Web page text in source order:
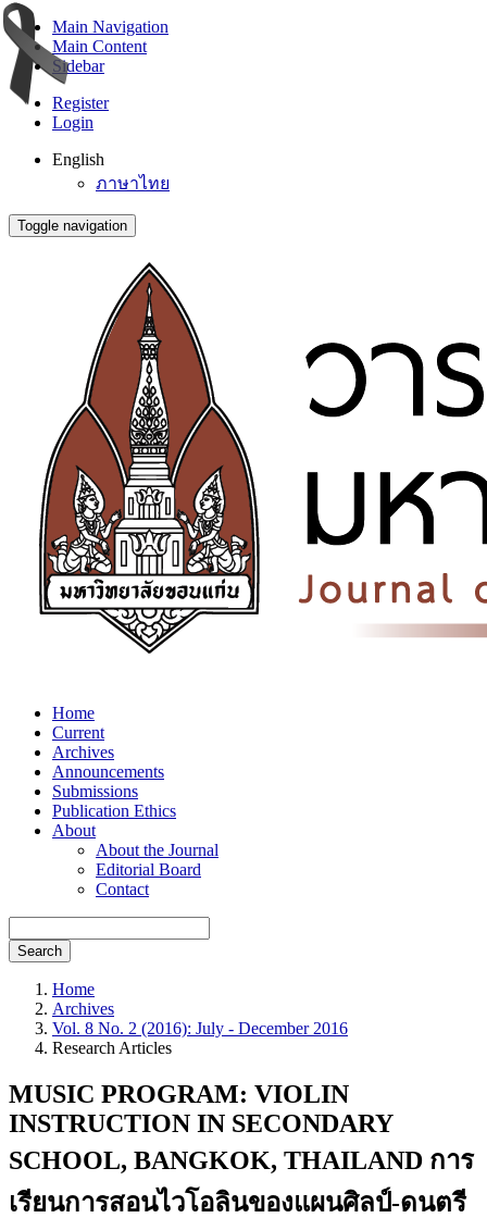
Main Navigation
Main Content
Sidebar
Register
Login
English
ภาษาไทย
Toggle navigation
Home
Current
Archives
Announcements
Submissions
Publication Ethics
About
About the Journal
Editorial Board
Contact
Search
Home
Archives
Vol. 8 No. 2 (2016): July - December 2016
Research Articles
MUSIC PROGRAM: VIOLIN
INSTRUCTION IN SECONDARY
SCHOOL, BANGKOK, THAILAND การ
เรียนการสอนไวโอลินของแผนศิลป์-ดนตรี